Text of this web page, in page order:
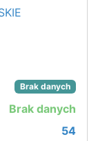
Brak danych
Brak danych
54